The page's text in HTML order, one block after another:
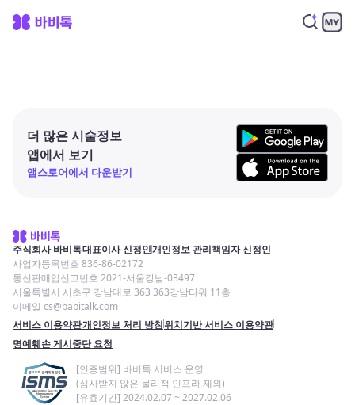
더 많은 시술정보
앱에서 보기
앱스토어에서 다운받기
주식회사 바비톡대표이사 신정인개인정보 관리책임자 신정인
사업자등록번호 836-86-02172
통신판매업신고번호 2021-서울강남-03497
서울특별시 서초구 강남대로 363 363강남타워 11층
이메일 cs@babitalk.com
서비스 이용약관개인정보 처리 방침위치기반 서비스 이용약관
명예훼손 게시중단 요청
[인증범위] 바비톡 서비스 운영
(심사받지 않은 물리적 인프라 제외)
[유효기간] 2024.02.07 ~ 2027.02.06